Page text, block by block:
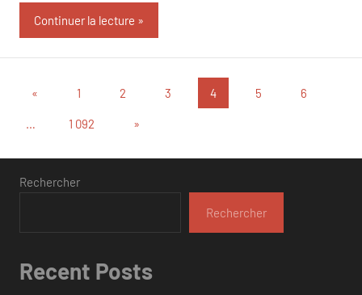
Continuer la lecture
Pagination
des
publications
« Publications
1 2 3 4 5 6
… 1 092
Articles
»
Rechercher
Rechercher
Recent Posts